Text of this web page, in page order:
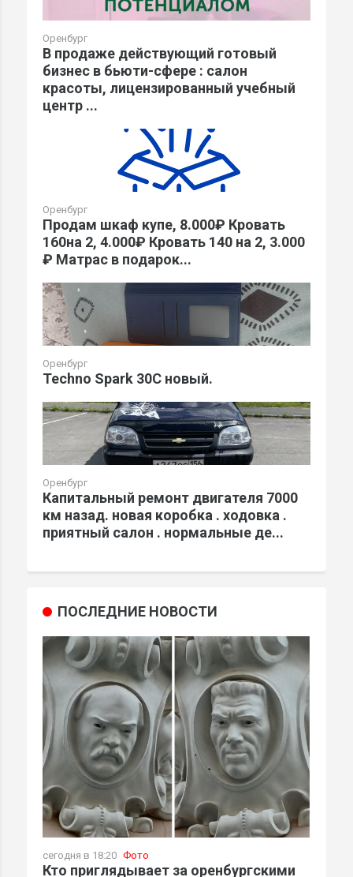
Оренбург
В продаже действующий готовый
бизнес в бьюти-сфере : салон
красоты, лицензированный учебный
центр ...
Оренбург
Продам шкаф купе, 8.000₽ Кровать
160на 2, 4.000₽ Кровать 140 на 2, 3.000
₽ Матрас в подарок...
Оренбург
Techno Spark 30C новый.
Оренбург
Капитальный ремонт двигателя 7000
км назад. новая коробка . ходовка .
приятный салон . нормальные де...
ПОСЛЕДНИЕ НОВОСТИ
сегодня в 18:20 Фото
Кто приглядывает за оренбургскими